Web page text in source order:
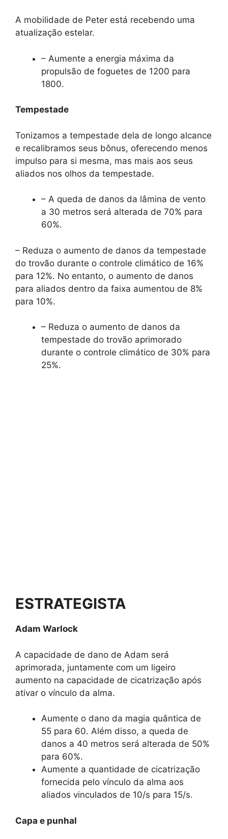
A mobilidade de Peter está recebendo uma
atualização estelar.
– Aumente a energia máxima da
propulsão de foguetes de 1200 para
1800.
Tempestade
Tonizamos a tempestade dela de longo alcance
e recalibramos seus bônus, oferecendo menos
impulso para si mesma, mas mais aos seus
aliados nos olhos da tempestade.
– A queda de danos da lâmina de vento
a 30 metros será alterada de 70% para
60%.
– Reduza o aumento de danos da tempestade
do trovão durante o controle climático de 16%
para 12%. No entanto, o aumento de danos
para aliados dentro da faixa aumentou de 8%
para 10%.
– Reduza o aumento de danos da
tempestade do trovão aprimorado
durante o controle climático de 30% para
25%.
ESTRATEGISTA
Adam Warlock
A capacidade de dano de Adam será
aprimorada, juntamente com um ligeiro
aumento na capacidade de cicatrização após
ativar o vínculo da alma.
Aumente o dano da magia quântica de
55 para 60. Além disso, a queda de
danos a 40 metros será alterada de 50%
para 60%.
Aumente a quantidade de cicatrização
fornecida pelo vínculo da alma aos
aliados vinculados de 10/s para 15/s.
Capa e punhal